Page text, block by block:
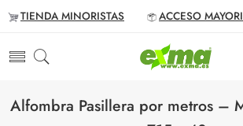
TIENDA MINORISTAS ACCESO
Alfombra Pasillera por metros –